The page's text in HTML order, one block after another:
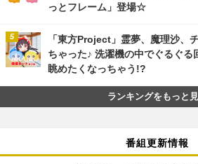
っとフレーム」登場☆
「東方Project」霊夢、魔理沙、
ちゃった♪ 洗濯機の中でぐるぐる
眺めたくなっちゃう!?
ランキングをもっと
番組更新情報